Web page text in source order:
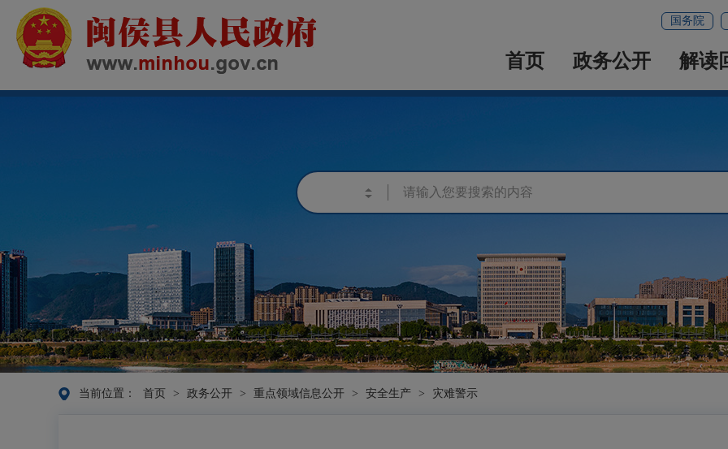
国务院
首页 政务公开 解读
当前位置： 首页 > 政务公开 > 重点领域信息公开 > 安全生产 > 灾难警示